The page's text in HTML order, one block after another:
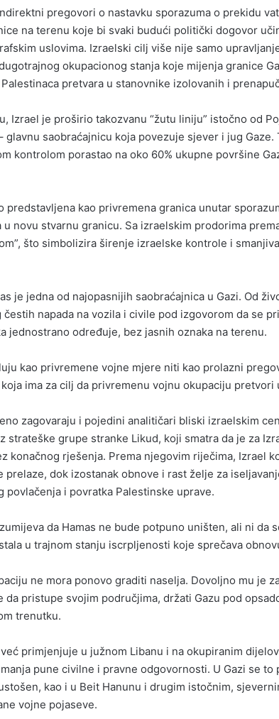
pregovori o nastavku sporazuma o prekidu
na terenu koje bi svaki budući politički dogovor
uslovima. Izraelski cilj više nije samo
okupacionog stanja koje mijenja granice
pretvara u stanovnike izolovanih i
Izrael je proširio takozvanu “žutu liniju” istočno od
glavnu saobraćajnicu koja povezuje sjever i jug
kontrolom porastao na oko 60% ukupne površine
predstavljena kao privremena granica unutar
novu stvarnu granicu. Sa izraelskim prodorima
što simbolizira širenje izraelske kontrole i
je jedna od najopasnijih saobraćajnica u Gazi. Od
napada na vozila i civile pod izgovorom da se
jednostrano određuje, bez jasnih oznaka na terenu.
kao privremene vojne mjere niti kao prolazni
ima za cilj da privremenu vojnu okupaciju pretvori
zagovaraju i pojedini analitičari bliski izraelskim
strateške grupe stranke Likud, koji smatra da je za
konačnog rješenja. Prema njegovim riječima, Izrael
prelaze, dok izostanak obnove i rast želje za
povlačenja i povratka Palestinske uprave.
da Hamas ne bude potpuno uništen, ali ni da
u trajnom stanju iscrpljenosti koje sprečava
ne mora ponovo graditi naselja. Dovoljno mu je
da pristupe svojim područjima, držati Gazu pod
trenutku.
primjenjuje u južnom Libanu i na okupiranim
pune civilne i pravne odgovornosti. U Gazi se to
kao i u Beit Hanunu i drugim istočnim,
vojne pojaseve.